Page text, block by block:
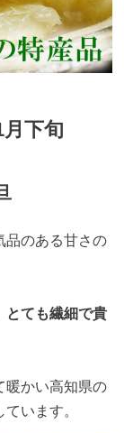
下旬
品のある甘さの
とても繊細で貴
暖かい高知県の
います。